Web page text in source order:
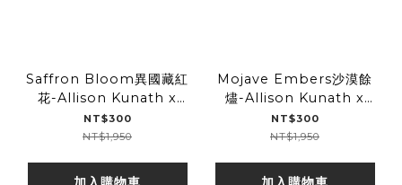
Saffron Bloom異國藏紅
花-Allison Kunath x
Brooklyn Candle
Studio 藝術家聯名蠟燭(包
NT$300
NT$1,950
Mojave Embers沙漠餘
燼-Allison Kunath x
Brooklyn Candle
Studio 藝術家聯名蠟燭(包
NT$300
NT$1,950